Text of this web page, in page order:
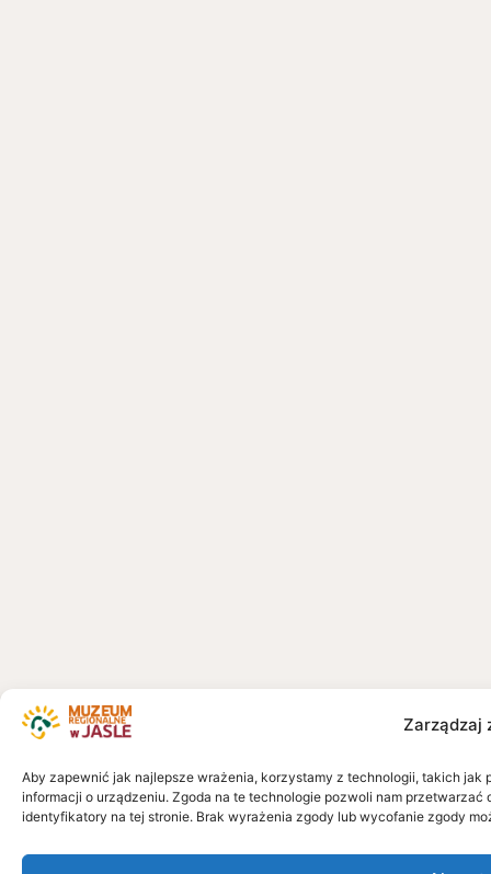
Zarządzaj
Aby zapewnić jak najlepsze wrażenia, korzystamy z technologii, takich
informacji o urządzeniu. Zgoda na te technologie pozwoli nam
identyfikatory na tej stronie. Brak wyrażenia zgody lub wycofanie zgody